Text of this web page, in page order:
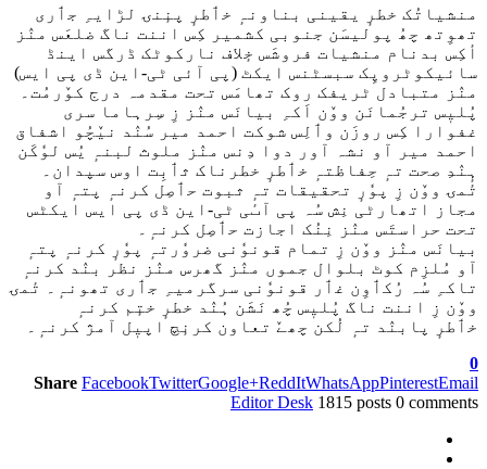
منشیاتُک خطرٕ یقینی بناونہٕ خٲطرٕ پنٕنۍ لڑایہِ جٲری
تھوِتھ چھُ پولیسَن جنوبی کشمیر کِس اننت ناگ ضلعَس منٛز
أکِس بدنام منشیات فروشَس خٕلاف نارکوٹک ڈرگس اینڈ
سائیکوٹروپِک سبسٹنس ایکٹ (پی آئی ٹی-این ڈی پی ایس)
منٛز متبادل ٹریفک روک تھامَس تحت مقدمہ درج کوٚرمُت۔
پُلیٖس ترجُمانَن ووٚن اَکہِ بیانَس منٛز زِ سِرہاما سری
غفوارا کِس روزَن وٲلِس شوکت احمد میر سُنٛد نیٚچُو اشفاق
احمد میر آو نشہ آور دوا دِنس منٛز ملوث لبنہٕ یُس لوٗکَن
ہٕنٛدِ صحت تہٕ حِفاظتہٕ خٲطرٕ خطرناک ثٲبِت اوس سپدان۔
تٔمۍ ووٚن زِ پوٗرٕ تحقیقات تہٕ ثبوت حٲصِل کرنہٕ پتہٕ آو
مجاز اتھارٹی نِش سُہ پی آٮٔی ٹی-این ڈی پی ایس ایکٹس
تحت حراستَس منٛز نِنُک اجازت حٲصِل کرنہٕ۔
بیانَس منٛز ووٚن زِ تمام قونوٗنی ضروٗرتہٕ پوٗرٕ کرنہٕ پتہٕ
آو مُلزِم کوٹ بلوال جموں منٛز گھرس منٛز نظر بنٛد کرنہٕ
تاکہِ سُہ رُکٲوِن غٲر قونوٗنی سرگرمیہِ جٲری تھونہٕ۔ تٔمۍ
ووٚن زِ اننت ناگ پُلیٖس چُھ نَشَن ہُنٛد خطرٕ ختٕم کرنہٕ
خٲطرٕ پابنٛد تہٕ لُکن چھےٚ تعاون کرنٕچ اپیٖل آمژ کرنہٕ۔
0
Share FacebookTwitterGoogle+ReddItWhatsAppPinterestEmail
Editor Desk 1815 posts 0 comments